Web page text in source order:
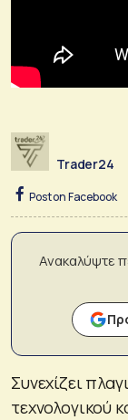
Trader24
Post on Facebook
Ανακαλύψτε
Συνεχίζει
τεχνολογικού